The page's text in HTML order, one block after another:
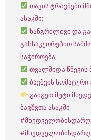
თავის ტრავმები
ასაკში;
ხანგრძლივი და
განსაკუთრებით
საჭიროება;
თვალშიდა წნევის
ბავშვის
გაიგეთ მეტი
ბავშვთა ასაკში –